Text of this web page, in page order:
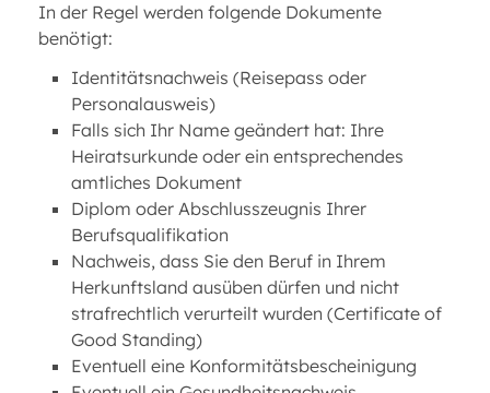
In der Regel werden folgende Dokumente
benötigt:
Identitätsnachweis (Reisepass oder
Personalausweis)
Falls sich Ihr Name geändert hat: Ihre
Heiratsurkunde oder ein entsprechendes
amtliches Dokument
Diplom oder Abschlusszeugnis Ihrer
Berufsqualifikation
Nachweis, dass Sie den Beruf in Ihrem
Herkunftsland ausüben dürfen und nicht
strafrechtlich verurteilt wurden (Certificate of
Good Standing)
Eventuell eine Konformitätsbescheinigung